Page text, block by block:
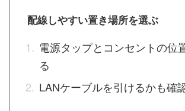
配線しやすい置き場所を選ぶ
電源タップとコンセントの位
る
LANケーブルを引けるかも確